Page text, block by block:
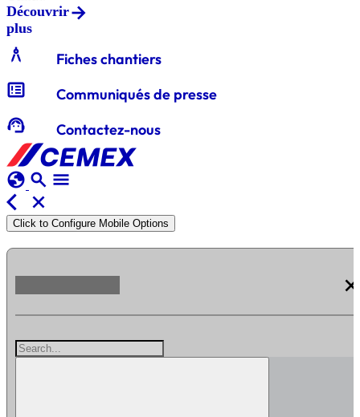
Découvrir
plus
architecture Fiches chantiers
breaking_news Communiqués de presse
support_agent Contactez-nous
globe search menu
arrow_back_ios
close
Click to Configure Mobile Options
close